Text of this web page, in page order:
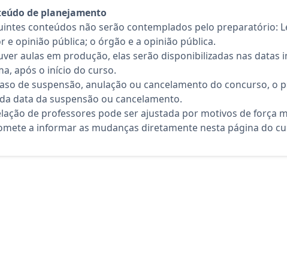
de planejamento
conteúdos não serão contemplados pelo preparatório:
e opinião pública; o órgão e a opinião pública.
aulas em produção, elas serão disponibilizadas nas
após o início do curso.
de suspensão, anulação ou cancelamento do concurso, o
data da suspensão ou cancelamento.
de professores pode ser ajustada por motivos de força
a informar as mudanças diretamente nesta página do